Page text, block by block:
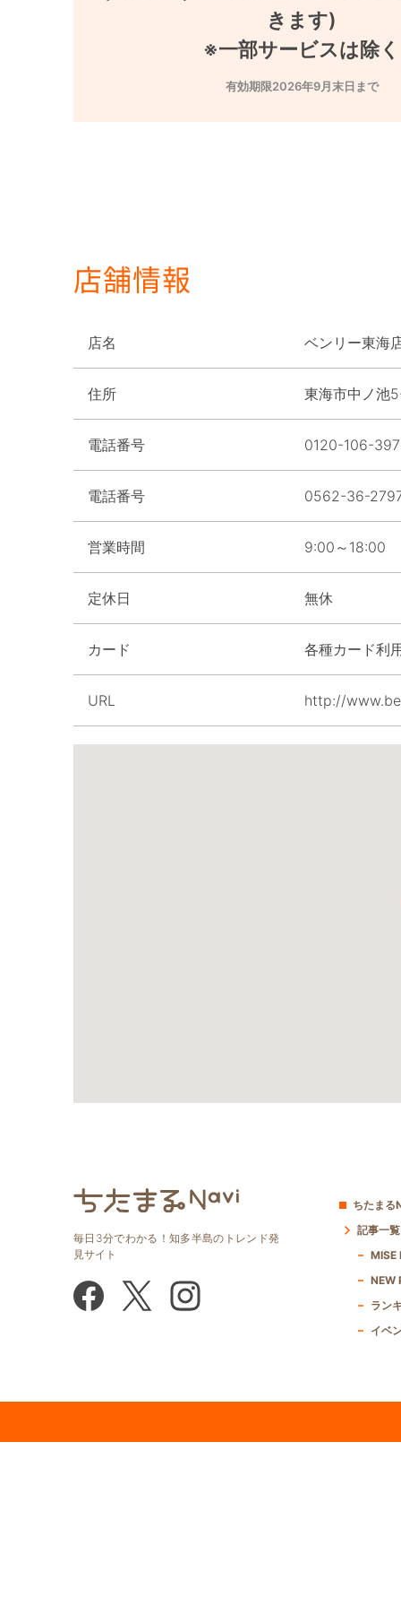
きます)
※一部サービスは除く
有効期限2026年9月末日まで
店舗情報
店名 ベンリー東海
住所 東海市中ノ池
電話番号 0120-106-397
電話番号 0562-36-
営業時間 9:00～18:00
定休日 無休
カード 各種カード利
URL http://
毎日3分でわかる！知多半島のトレンド発
見サイト
ちたまる
記事一覧
MISE
NEW
ラン
イベ